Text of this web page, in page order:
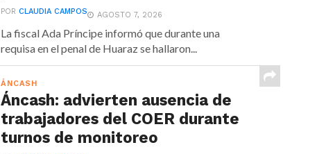
PORCLAUDIA CAMPOS AGOSTO 7, 2026
La fiscal Ada Príncipe informó que durante una
requisa en el penal de Huaraz se hallaron...
ÁNCASH
Áncash: advierten ausencia de
trabajadores del COER durante
turnos de monitoreo